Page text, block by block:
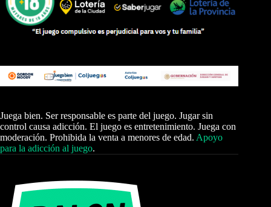
Juega bien. Ser responsable es parte del juego. Jugar sin
control causa adicción. El juego es entretenimiento. Juega con
moderación. Prohibida la venta a menores de edad. Apoyo
para la adicción al juego.